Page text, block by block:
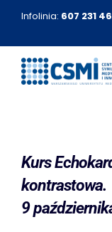
zawartości
Infolinia: 607 231
Aktualności
Kursy medyczne
Kurs
kontrastowa.
9